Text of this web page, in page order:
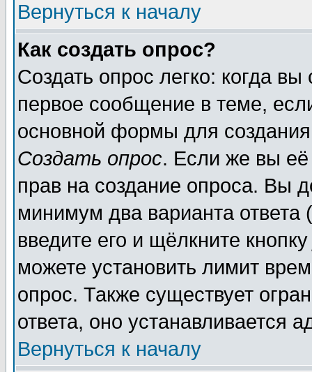
Вернуться к началу
Как создать опрос?
Создать опрос легко: когда
первое сообщение в теме,
основной формы для
Создать опрос. Если же вы её
прав на создание опроса. Вы
минимум два варианта ответа
введите его и щёлкните
можете установить лимит
опрос. Также существует
ответа, оно устанавливается
Вернуться к началу